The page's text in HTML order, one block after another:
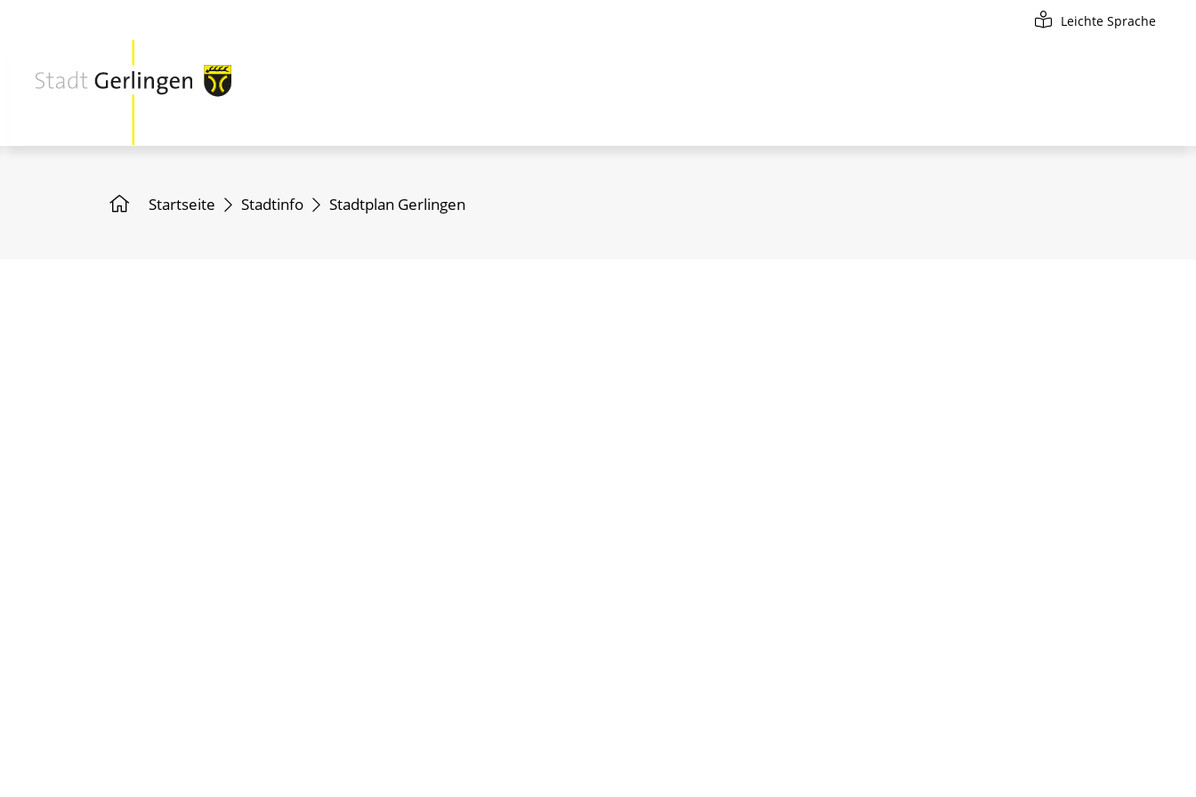
Leichte Sprache
Startseite Stadtinfo Stadtplan Gerlingen